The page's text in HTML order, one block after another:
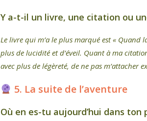
Y a-t-il un livre, une citation ou
Le livre qui m’a le plus marqué est « Quand
plus de lucidité et d’éveil. Quant à ma
avec plus de légèreté, de ne pas m’attacher
5. La suite de l’aventure
Où en es-tu aujourd’hui dans